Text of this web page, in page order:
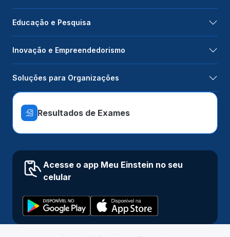
Educação e Pesquisa
Inovação e Empreendedorismo
Soluções para Organizações
Resultados de Exames
Acesse o app Meu Einstein no seu
celular